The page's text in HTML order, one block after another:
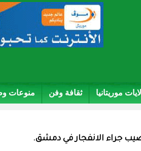
موريتانيا ثقافة وفن منوعات
اصيب جراء الانفجار في دمشق.